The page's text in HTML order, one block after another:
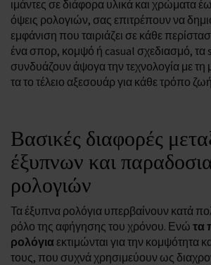
ιμάντες σε διάφορα υλικά και χρώματα
όψεις ρολογιών, σας επιτρέπουν να
εμφάνιση που ταιριάζει σε κάθε
ένα σπορ, κομψό ή casual σχεδιασμό,
συνδυάζουν άψογα την τεχνολογία με
τα το τέλειο αξεσουάρ για κάθε τρόπο
Βασικές διαφορές
έξυπνων και
ρολογιών
Τα έξυπνα ρολόγια υπερβαίνουν κατά
ρόλο της αφήγησης του χρόνου. Ενώ τα
ρολόγιαεκτιμώνται για την κομψότητα
τους, που συχνά χρησιμεύουν ως